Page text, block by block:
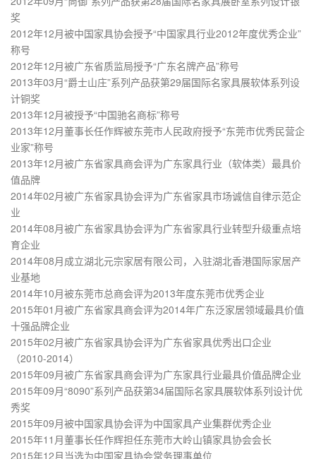
奖
2012年12月被中国家具协会授予“中国家具行业2012年度优秀企业”
称号
2012年12月被广东省质监局授予“广东名牌产品”称号
2013年03月“爵士山庄”系列产品获第29届国际名家具展软体系列设
计铜奖
2013年12月被授予“中国驰名商标”称号
2013年12月董事长任作辉被东莞市人民政府授予“东莞市优秀民营企
业家”称号
2013年12月被广东省家具商会评为广东家具行业（软体类）最具价
值品牌
2014年02月被广东省家具协会评为广东省家具市场诚信自律示范企
业
2014年08月被广东省家具协会评为广东省家具行业转型升级重点培
育企业
2014年08月成立湖北元宗家居有限公司，入驻湖北香港国际家居产
业基地
2014年10月被东莞市总商会评为2013年度东莞市优秀企业
2015年01月被广东省家具商会评为2014年广东泛家居领域最具价值
十强品牌企业
2015年02月被广东省家具协会评为广东省家具优秀出口企业
（2010-2014）
2015年09月被广东省家具商会评为广东家具行业最具价值品牌企业
2015年09月“8090”系列产品获第34届国际名家具展软体系列设计优
秀奖
2015年09月被中国家具协会评为中国家具产业集群优秀企业
2015年11月董事长任作辉担任东莞市大岭山镇家具协会会长
2015年12月当选为中国家具协会常务理事单位